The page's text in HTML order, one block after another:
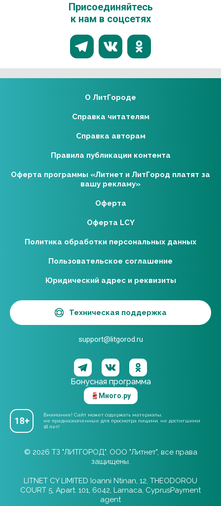
Присоединяйтесь
к нам в соцсетях
Бонусная программа
Много.ру
Внимание! Сайт может содержать материалы,
не предназначенные для просмотра лицами, не достигшими
18 лет!
О ЛитГороде
Справка читателям
Справка авторам
Правила публикации контента
Оферта программы «Литнет и ЛитГород платят за
вашу рекламу»
Оферта
Оферта LCY
Политика обработки персональных данных
Пользовательское соглашение
Юридический адрес и реквизиты
Техническая поддержка
support@litgorod.ru
© 2026 ТЗ "ЛИТГОРОД". ООО "Литнет", все права
защищены.
LITNET CY LIMITED Ioanni Ntinan, 12, THEODOROU
COURT 5, Apart. 101, 6042, Larnaca, CyprusPayment
agent